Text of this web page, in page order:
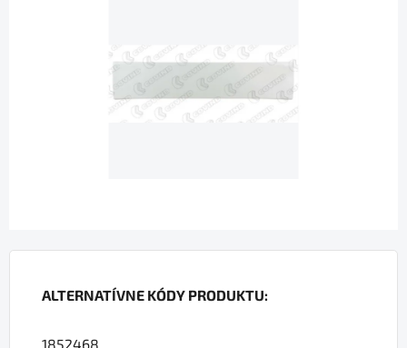
ALTERNATÍVNE KÓDY PRODUKTU:
1852468